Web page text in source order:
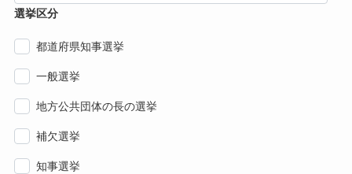
選挙区分
都道府県知事選挙
一般選挙
地方公共団体の長の選挙
補欠選挙
知事選挙